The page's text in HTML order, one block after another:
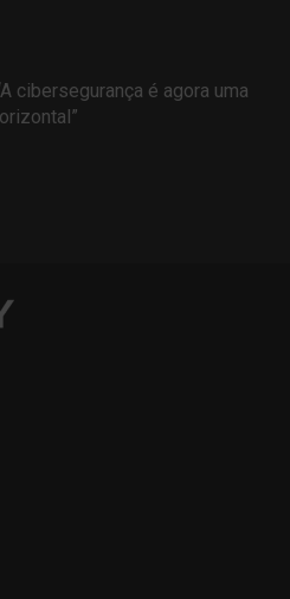
cibersegurança é agora uma